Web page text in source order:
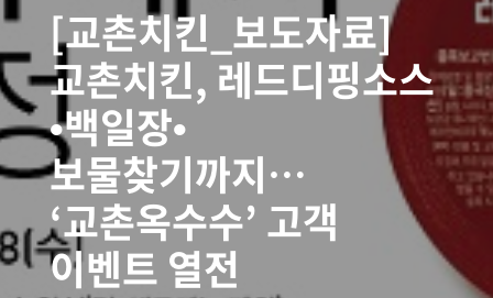
[교촌치킨_보도자료]
교촌치킨, 레드디핑소스
•백일장•
보물찾기까지…
‘교촌옥수수’ 고객
이벤트 열전